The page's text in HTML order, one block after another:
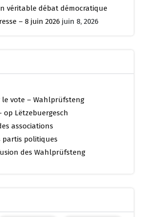
véritable débat démocratique
– 8 juin 2026 juin 8, 2026
le vote – Wahlprüfsteng
Lëtzebuergesch
associations
partis politiques
des Wahlprüfsteng